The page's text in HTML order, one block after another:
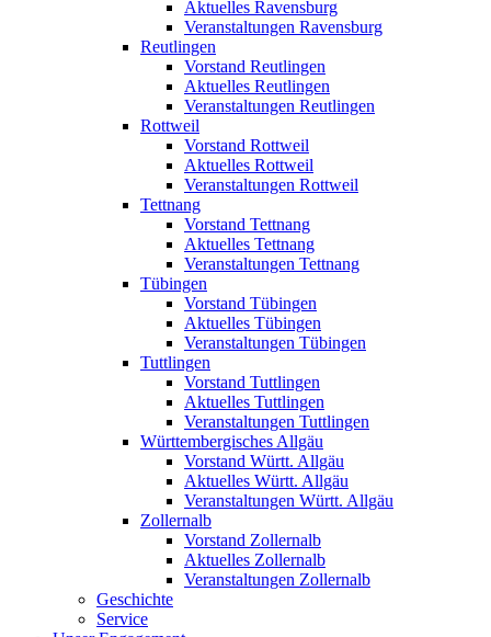
Aktuelles Ravensburg
Veranstaltungen Ravensburg
Reutlingen
Vorstand Reutlingen
Aktuelles Reutlingen
Veranstaltungen Reutlingen
Rottweil
Vorstand Rottweil
Aktuelles Rottweil
Veranstaltungen Rottweil
Tettnang
Vorstand Tettnang
Aktuelles Tettnang
Veranstaltungen Tettnang
Tübingen
Vorstand Tübingen
Aktuelles Tübingen
Veranstaltungen Tübingen
Tuttlingen
Vorstand Tuttlingen
Aktuelles Tuttlingen
Veranstaltungen Tuttlingen
Württembergisches Allgäu
Vorstand Württ. Allgäu
Aktuelles Württ. Allgäu
Veranstaltungen Württ. Allgäu
Zollernalb
Vorstand Zollernalb
Aktuelles Zollernalb
Veranstaltungen Zollernalb
Geschichte
Service